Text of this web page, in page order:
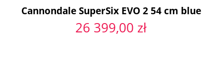
Cannondale SuperSix EVO 2 54 cm blue
26 399,00 zł